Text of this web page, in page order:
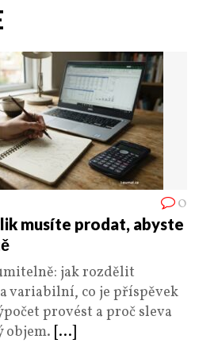
0
musíte prodat, abyste
jak rozdělit
variabilní, co je příspěvek
provést a proč sleva
objem. [...]